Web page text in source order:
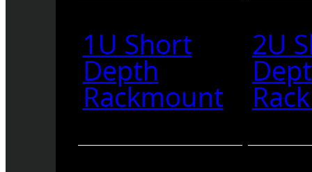
1U Short
Depth
Rackmount
2U